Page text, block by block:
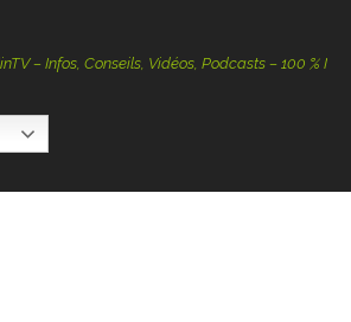
Infos, Conseils, Vidéos, Podcasts – 100 % Nature